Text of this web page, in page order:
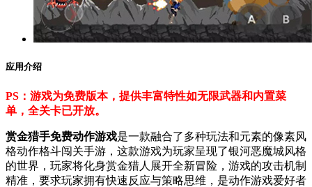
应用介绍
PS：游戏为免费版本，提供丰富特性如无限武器和内置菜
单，全关卡已开放。
赏金猎手免费动作游戏是一款融合了多种玩法和元素的像素风
格动作格斗闯关手游，这款游戏为玩家呈现了银河恶魔城风格
的世界，玩家将化身赏金猎人展开全新冒险，游戏的攻击机制
精准，要求玩家拥有快速反应与策略思维，是动作游戏爱好者